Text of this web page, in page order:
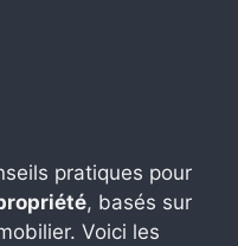
pratiques pour
, basés sur
Voici les